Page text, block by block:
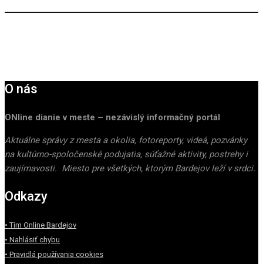
O nás
ONline dianie v meste – nezávislý informačný portál
Aktuálne správy z mesta a okolia, fotoreporty, videá, pozvánky
na kultúrno-spoločenské podujatia, súťažné aktivity, postrehy i
zaujímavosti. Miesto pre všetkých, ktorým Bardejov leží v srdci.
Odkazy
• Tím Online Bardejov
• Nahlásiť chybu
• Pravidlá používania cookies